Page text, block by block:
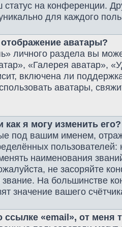
на конференции.
для каждого
аватары?
личного раздела вы
«Галерея аватар»,
включена ли
аватары,
как я могу изменить его?
под вашим именем,
наименования
не засоряйте
звание. На большинстве
значение вашего
ссылке «email», от